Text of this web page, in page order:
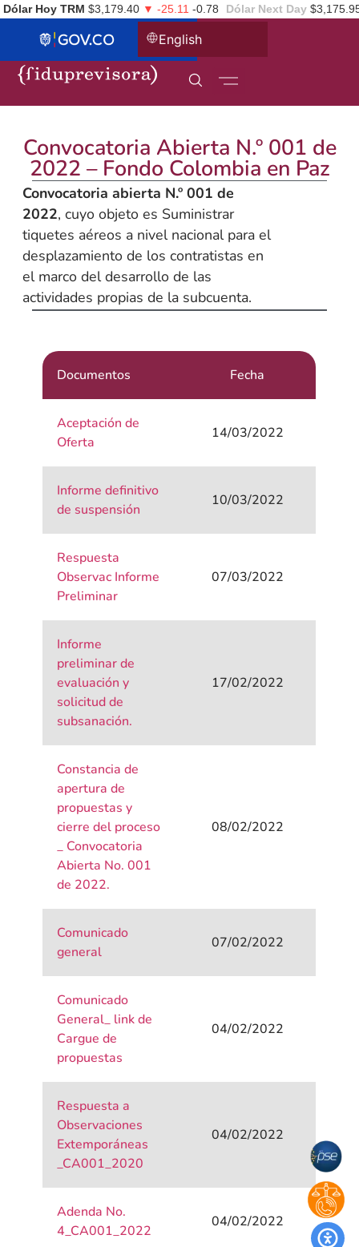
Dólar Hoy TRM $3,179.40 ▼ -25.11 -0.78 Dólar Next Day
English
Convocatoria Abierta N.º 001 de
2022 – Fondo Colombia en Paz
Convocatoria abierta N.º 001 de
2022, cuyo objeto es Suministrar
tiquetes aéreos a nivel nacional para el
desplazamiento de los contratistas en
el marco del desarrollo de las
actividades propias de la subcuenta.
Documentos Fecha
Aceptación de
Oferta
14/03/2022
Informe definitivo
de suspensión
10/03/2022
Respuesta
Observac Informe
Preliminar
07/03/2022
Informe
preliminar de
evaluación y
solicitud de
subsanación.
17/02/2022
Constancia de
apertura de
propuestas y
cierre del proceso
_ Convocatoria
Abierta No. 001
de 2022.
08/02/2022
Comunicado
general
07/02/2022
Comunicado
General_ link de
Cargue de
propuestas
04/02/2022
Respuesta a
Observaciones
Extemporáneas
_CA001_2020
04/02/2022
Adenda No.
4_CA001_2022
04/02/2022